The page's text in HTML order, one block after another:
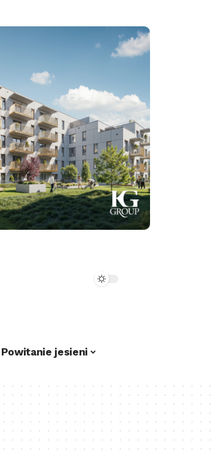
Powitanie jesieni